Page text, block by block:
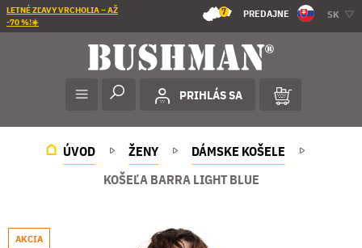
LETNÉ ZĽAVY VRCHOLIA – AŽ
-70 %!☀️
7 PREDAJNE SK
PRIHLÁS SA
ÚVOD ŽENY
DÁMSKE KOŠELE
KOŠEĽA BARRA LIGHT BLUE
AKCIA